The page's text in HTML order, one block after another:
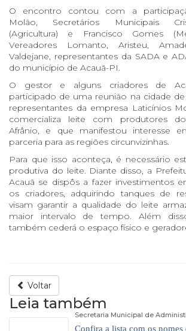
O encontro contou com a
Molão, Secretários Municipais
(Agricultura) e Francisco Gomes
Vereadores Lomanto, Aristeu,
Valdejane, representantes da SADA e
do município de Acauã-PI.
O gestor e alguns criadores de
participado de uma reunião na cidade
representantes da empresa Laticínios
comercializa leite com produtores
Afrânio, e que manifestou interesse
parceria para as regiões circunvizinhas.
Para que isso aconteça, é necessário
produtiva do leite. Diante disso, a
Acauã se dispôs a fazer investimentos
os criadores, adquirindo tanques de
visam garantir a qualidade do leite
maior intervalo de tempo. Além
também cederá o espaço físico e
Voltar
Leia também
Secretaria Municipal de
Confira a lista com os